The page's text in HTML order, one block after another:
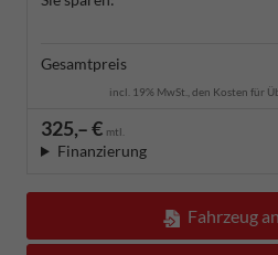
Gesamtpreis
incl. 19% MwSt., den Kosten für
325,– € mtl.
Finanzierung
Fahrzeug